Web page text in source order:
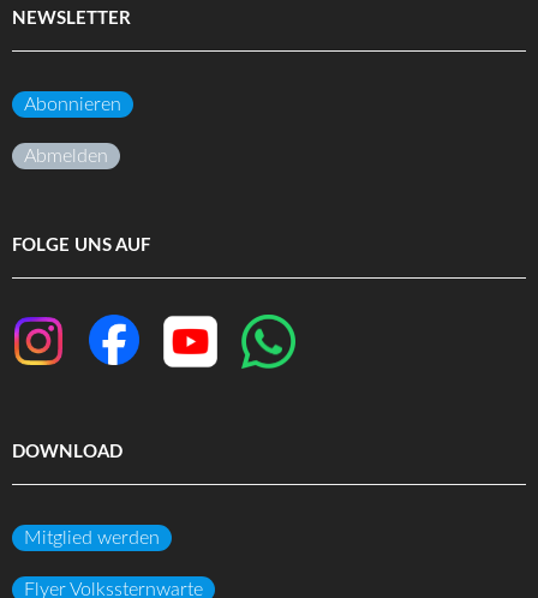
NEWSLETTER
Abonnieren
Abmelden
FOLGE UNS AUF
DOWNLOAD
Mitglied werden
Flyer Volkssternwarte